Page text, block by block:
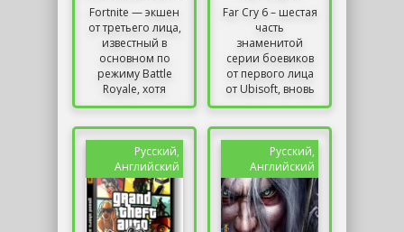
Fortnite — экшен
от третьего лица,
известный в
основном по
режиму Battle
Royale, хотя
когда-то
кооператив
«Сражение с...
Far Cry 6 – шестая
часть
знаменитой
серии боевиков
от первого лица
от Ubisoft, вновь
повышающий
перестрелок со...
Русский,
Английский
Русский,
Английский